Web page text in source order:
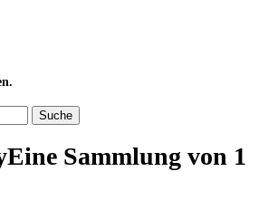
Suche
Eine Sammlung von 1